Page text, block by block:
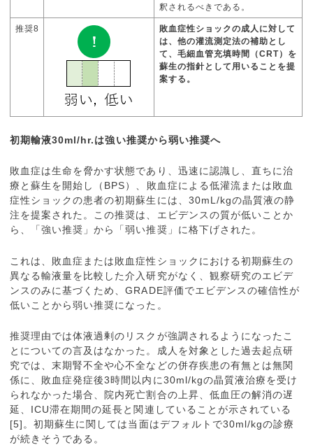
釈されるべきである。
推奨8
敗血症性ショックの成人に対して
は、他の灌流測定法の補助とし
て、毛細血管充填時間（CRT）を
蘇生の指針として用いることを提
案する。
初期輸液30ml/hr.は強い推奨から弱い推奨へ
敗血症は生命を脅かす状態であり、迅速に認識し、直ちに治
療と蘇生を開始し（BPS）、敗血症による低灌流または敗血
症性ショックの患者の初期蘇生には、30mL/kgの晶質液の静
注を提案された。この推奨は、エビデンスの質が低いことか
ら、「強い推奨」から「弱い推奨」に格下げされた。
これは、敗血症または敗血症性ショックにおける初期蘇生の
異なる輸液量を比較した介入研究がなく、観察研究のエビデ
ンスのみに基づくため、GRADE評価でエビデンスの確信性が
低いことから弱い推奨になった。
推奨理由では体液過剰のリスクが強調されるようになったこ
とについての言及はなかった。成人を対象とした過去起点研
究では、末期腎不全や心不全などの併存疾患の有無とは無関
係に、敗血症発症後3時間以内に30ml/kgの晶質液治療を受け
られなかった場合、院内死亡割合の上昇、低血圧の解消の遅
延、ICU滞在期間の延長と関連していることが示されている
[5]。初期蘇生に関しては当面はデフォルトで30ml/kgの診療
が続きそうである。